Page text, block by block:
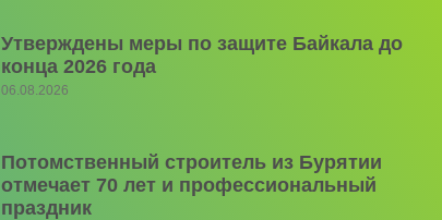
Утверждены меры по защите Байкала до
конца 2026 года
06.08.2026
Потомственный строитель из Бурятии
отмечает 70 лет и профессиональный
праздник